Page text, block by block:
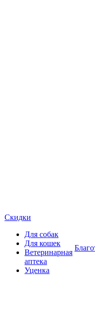
Скидки
Для собак
Для кошек
Ветеринарная
аптека
Уценка